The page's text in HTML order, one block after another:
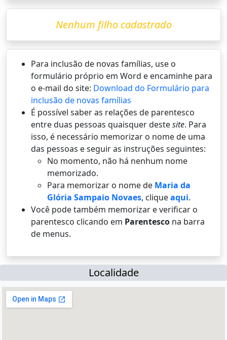
Nenhum filho cadastrado
Para inclusão de novas famílias, use o
formulário próprio em Word e encaminhe para
o e-mail do site: Download do Formulário para
inclusão de novas famílias
É possí­vel saber as relações de parentesco
entre duas pessoas quaisquer destesite. Para
isso, é necessário memorizar o nome de uma
das pessoas e seguir as instruções seguintes:
No momento, não há nenhum nome
memorizado.
Para memorizar o nome de Maria da
Glória Sampaio Novaes, cliqueaqui.
Você pode também memorizar e verificar o
parentesco clicando em Parentesco na barra
de menus.
Localidade